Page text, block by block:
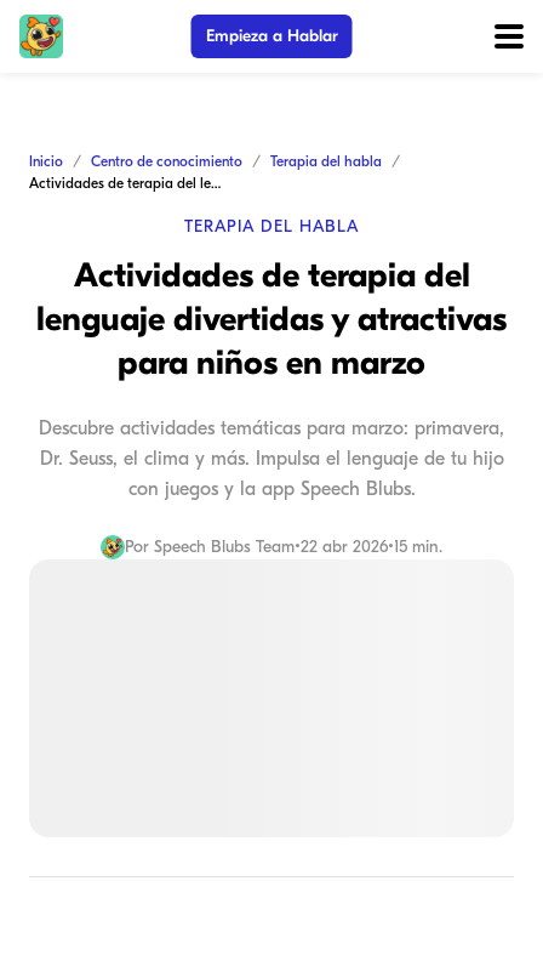
Empieza a Hablar
Inicio Centro de conocimiento
Terapia del habla
Actividades de terapia del lenguaje divertidas y atractivas para niños en marzo
TERAPIA DEL HABLA
Actividades de terapia del
lenguaje divertidas y atractivas
para niños en marzo
Descubre actividades temáticas para marzo: primavera,
Dr. Seuss, el clima y más. Impulsa el lenguaje de tu hijo
con juegos y la app Speech Blubs.
Por Speech Blubs Team•22 abr 2026•15 min.